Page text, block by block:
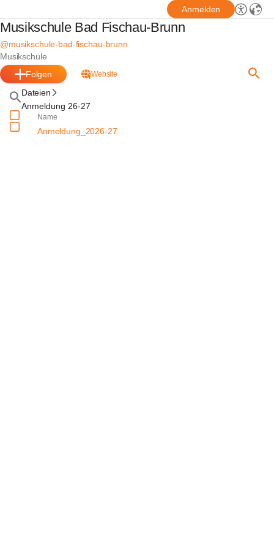
Anmelden
Musikschule Bad Fischau-Brunn
@musikschule-bad-fischau-brunn
Musikschule
Folgen
Website
Dateien
Anmeldung 26-27
Name
Anmeldung_2026-27